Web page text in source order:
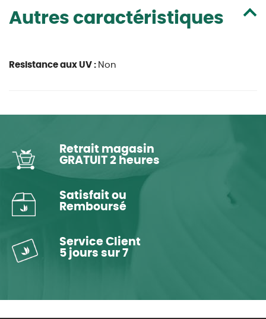
Autres caractéristiques
Resistance aux UV : Non
Retrait magasin
GRATUIT 2 heures
Satisfait ou
Remboursé
Service Client
5 jours sur 7